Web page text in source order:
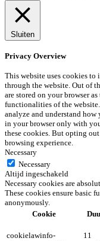
Sluiten
Privacy Overview
This website uses cookies
through the website. Out of
are stored on your browser
functionalities of the
analyze and understand
in your browser only with
these cookies. But opting
browsing experience.
Necessary
Necessary
Altijd ingeschakeld
Necessary cookies are
These cookies ensure basic
anonymously.
Cookie
cookielawinfo-
11